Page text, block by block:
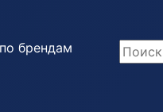
брендам